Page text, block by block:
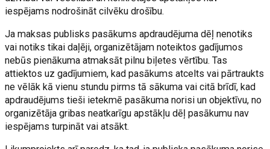
iespējams nodrošināt cilvēku drošību.
Ja maksas publisks pasākums apdraudējuma dēļ nenotiks
vai notiks tikai daļēji, organizētājam noteiktos gadījumos
nebūs pienākuma atmaksāt pilnu biļetes vērtību. Tas
attiektos uz gadījumiem, kad pasākums atcelts vai pārtraukts
ne vēlāk kā vienu stundu pirms tā sākuma vai citā brīdī, kad
apdraudējums tieši ietekmē pasākuma norisi un objektīvu, no
organizētāja gribas neatkarīgu apstākļu dēļ pasākumu nav
iespējams turpināt vai atsākt.